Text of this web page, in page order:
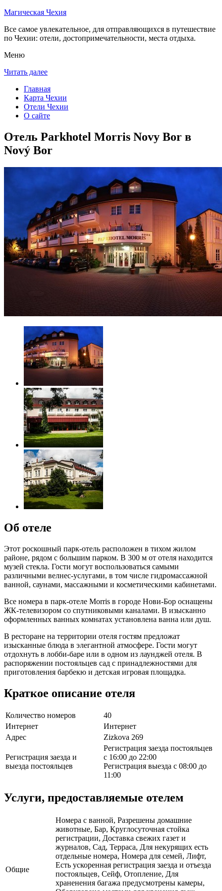
Магическая Чехия
Все самое увлекательное, для отправляющихся в путешествие
по Чехии: отели, достопримечательности, места отдыха.
Меню
Читать далее
Главная
Карта Чехии
Отели Чехии
О сайте
Отель Parkhotel Morris Novy Bor в
Nový Bor
Об отеле
Этот роскошный парк-отель расположен в тихом жилом
районе, рядом с большим парком. В 300 м от отеля находится
музей стекла. Гости могут воспользоваться самыми
различными велнес-услугами, в том числе гидромассажной
ванной, саунами, массажными и косметическими кабинетами.
Все номера в парк-отеле Morris в городе Нови-Бор оснащены
ЖК-телевизором со спутниковыми каналами. В изысканно
оформленных ванных комнатах установлена ванна или душ.
В ресторане на территории отеля гостям предложат
изысканные блюда в элегантной атмосфере. Гости могут
отдохнуть в лобби-баре или в одном из лаунджей отеля. В
распоряжении постояльцев сад с принадлежностями для
приготовления барбекю и детская игровая площадка.
Краткое описание отеля
Количество номеров
40
Интернет
Интернет
Адрес
Zizkova 269
Регистрация заезда и
выезда постояльцев
Регистрация заезда постояльцев
с 16:00 до 22:00
Регистрация выезда с 08:00 до
11:00
Услуги, предоставляемые отелем
Общие
Номера с ванной, Разрешены домашние
животные, Бар, Круглосуточная стойка
регистрации, Доставка свежих газет и
журналов, Сад, Терраса, Для некурящих есть
отдельные номера, Номера для семей, Лифт,
Есть ускоренная регистрация заезда и отъезда
постояльцев, Сейф, Отопление, Для
храненения багажа предусмотрены камеры,